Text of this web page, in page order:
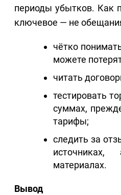
периоды убытков. Как
ключевое — не
чётко
можете
читать
тестировать
суммах,
тарифы;
следить за
материалах.
Вывод